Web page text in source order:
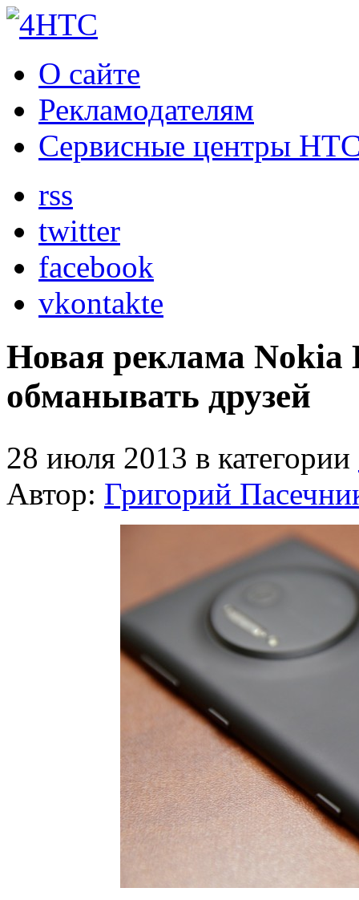
О сайте
Рекламодателям
Сервисные центры
rss
twitter
facebook
vkontakte
Новая реклама Nokia
обманывать друзей
28 июля 2013 в категории
Автор: Григорий